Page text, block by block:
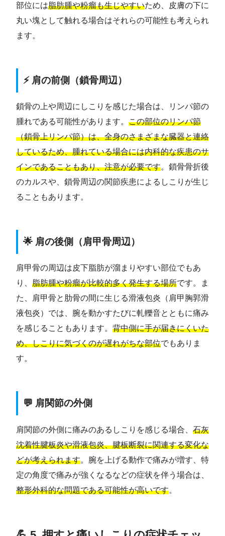
部位には脂肪腫や粉瘤も生じやすいため、皮膚の下に
丸い塊として触れる場合はそれらの可能性も考えられ
ます。
⚡ 肩の前側（鎖骨周辺）
鎖骨の上や周辺にしこりを感じた場合は、リンパ節の
腫れである可能性があります。 この部位のリンパ節
（鎖骨上リンパ節）は、全身のさまざまな臓器と連絡
しているため、腫れている場合には内科的な疾患のサ
インであることもあり、注意が必要です。鎖骨骨折後
のカルスや、鎖骨周辺の関節疾患によるしこりが生じ
ることもあります。
🌟 肩の後側（肩甲骨周辺）
肩甲骨の周辺は皮下脂肪が溜まりやすい部位でもあ
り、 脂肪腫や粉瘤が比較的多く発生する場所です。ま
た、肩甲骨と肋骨の間に生じる滑液包炎（肩甲胸郭滑
液包炎）では、腕を動かすたびに軋轢音とともに痛み
を感じることもあります。 背中側に手が届きにくいた
め、しこりに気づくのが遅れがちな部位でもありま
す。
💬 肩関節の外側
肩関節の外側に痛みのあるしこりを感じる場合、 石灰
沈着性腱板炎や滑液包炎、腱板断裂に関連する変化な
どが考えられます。腕を上げる動作で痛みが増す、特
定の角度で痛みが強くなるなどの症状を伴う場合は、
整形外科的な問題である可能性が高いです。